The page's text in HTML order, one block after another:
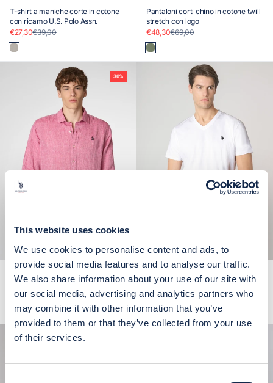
This website uses cookies
We use cookies to personalise content and ads, to
provide social media features and to analyse our traffic.
We also share information about your use of our site with
our social media, advertising and analytics partners who
may combine it with other information that you’ve
provided to them or that they’ve collected from your use
of their services.
T-shirt a maniche corte in cotone
con ricamo U.S. Polo Assn.
Prezzo scontato
€27,30Prezzo
€39,00
Beige
Pantaloni corti chino in cotone twill
stretch con logo
Prezzo scontato
€48,30Prezzo
€69,00
Verde
30%
Camicia in lino chambray slim fit
con logo
Prezzo scontato
€80,50Prezzo
€115,00
Rosa
Blu
T-shirt a maniche corte con scollo
a V in cotone con logo
Prezzo scontato
€35,00